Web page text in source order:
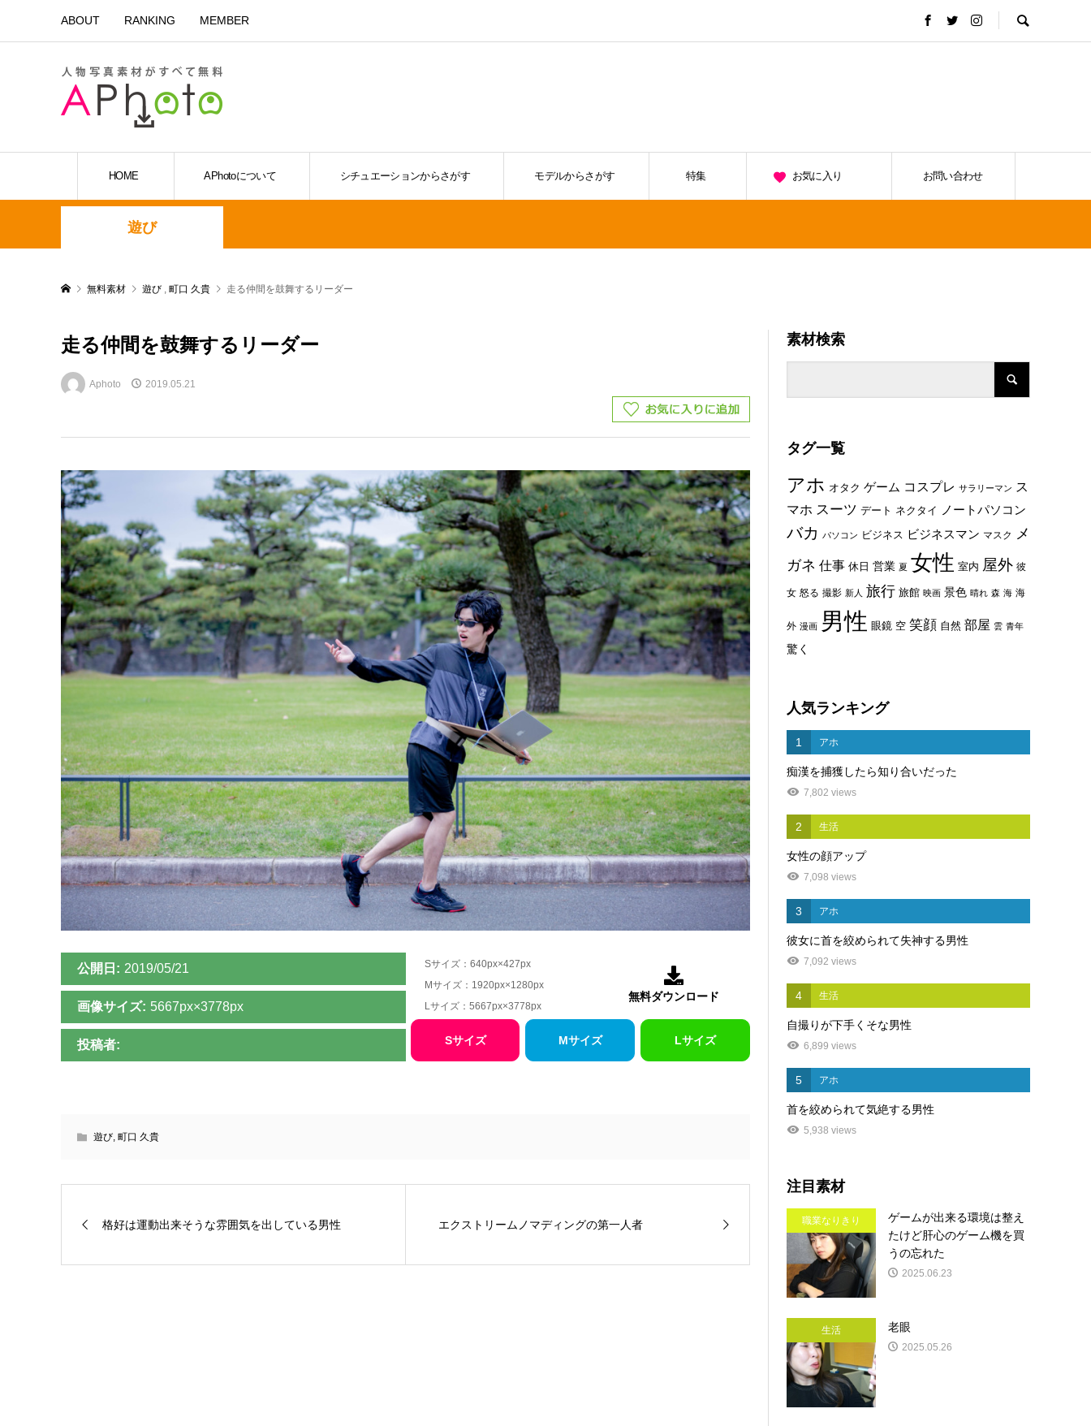
ABOUT RANKING MEMBER
HOME APhotoについて シチュエーションからさがす モデルからさがす 特集 お気に入り お問い合わせ
遊び
無料素材 遊び , 町口 久貴 走る仲間を鼓舞するリーダー
走る仲間を鼓舞するリーダー
Aphoto 2019.05.21
公開日: 2019/05/21
画像サイズ: 5667px×3778px
投稿者:
Sサイズ：640px×427px
Mサイズ：1920px×1280px
Lサイズ：5667px×3778px

無料ダウンロード
Sサイズ Mサイズ Lサイズ
遊び, 町口 久貴
格好は運動出来そうな雰囲気を出している男性 エクストリームノマディングの第一人者
素材検索
タグ一覧
アホ オタク ゲーム コスプレ サラリーマン ス
マホ スーツ デート ネクタイ ノートパソコン
バカ パソコン ビジネス ビジネスマン マスク メ
ガネ 仕事 休日 営業 夏 女性 室内 屋外 彼
女 怒る 撮影 新人 旅行 旅館 映画 景色 晴れ 森 海 海
外 漫画 男性 眼鏡 空 笑顔 自然 部屋 雲 青年
驚く
人気ランキング
1 アホ
痴漢を捕獲したら知り合いだった
7,802 views
2 生活
女性の顔アップ
7,098 views
3 アホ
彼女に首を絞められて失神する男性
7,092 views
4 生活
自撮りが下手くそな男性
6,899 views
5 アホ
首を絞められて気絶する男性
5,938 views
注目素材
職業なりきり
ゲームが出来る環境は整え
たけど肝心のゲーム機を買
うの忘れた
2025.06.23
生活 老眼
2025.05.26